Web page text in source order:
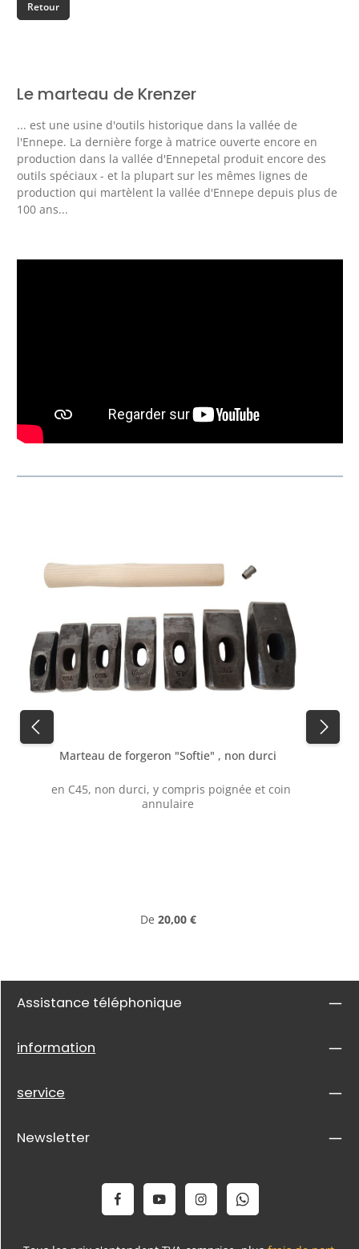
Le marteau de Krenzer
... est une usine d'outils historique dans la vallée de
l'Ennepe. La dernière forge à matrice ouverte encore en
production dans la vallée d'Ennepetal produit encore des
outils spéciaux - et la plupart sur les mêmes lignes de
production qui martèlent la vallée d'Ennepe depuis plus de
100 ans...
Marteau de forgeron "Softie" , non durci
en C45, non durci, y compris poignée et coin
annulaire
Prix régulier :
De 20,00 €
Assistance téléphonique
information
service
Newsletter